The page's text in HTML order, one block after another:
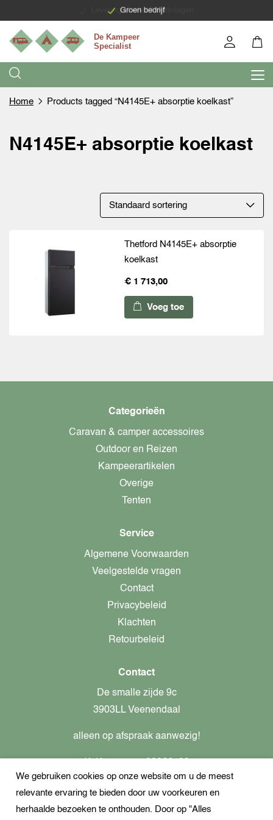
Groen bedrijf
Levering binnen 7 werkdagen
Home Products tagged “N4145E+ absorptie koelkast”
N4145E+ absorptie koelkast
Thetford N4145E+ absorptie
koelkast
€ 1 713,00
Voeg toe
Categorieën
Caravan & camper accessoires
Outdoor en Reizen
Kampeerartikelen
Overige
Tenten
Service
Algemene Voorwaarden
Veelgestelde vragen
Contact
Privacybeleid
Klachten
Retourbeleid
Contact
De smalle zijde 9c
3903LL Veenendaal
alleen op afspraak aanwezig!
Btw-nummer: nl862437301B01
+31621944547
We gebruiken cookies op onze website om u de meest
relevante ervaring te bieden door uw voorkeuren en
herhaalde bezoeken te onthouden. Door op "Alles